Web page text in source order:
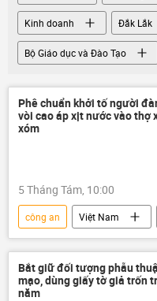
Kinh doanh Đắk Lắk
Bộ Giáo dục và Đào Tạo
Phê chuẩn khởi tố người
vòi cao áp xịt nước vào thợ
xóm
5 Tháng Tám, 10:00
công an Việt Nam
thông tin
Bộ Công
an ninh
Pháp luật
xây dựng
xây dựng
Bắt giữ đối tượng phẫu
mạo, dùng giấy tờ giả trốn
năm